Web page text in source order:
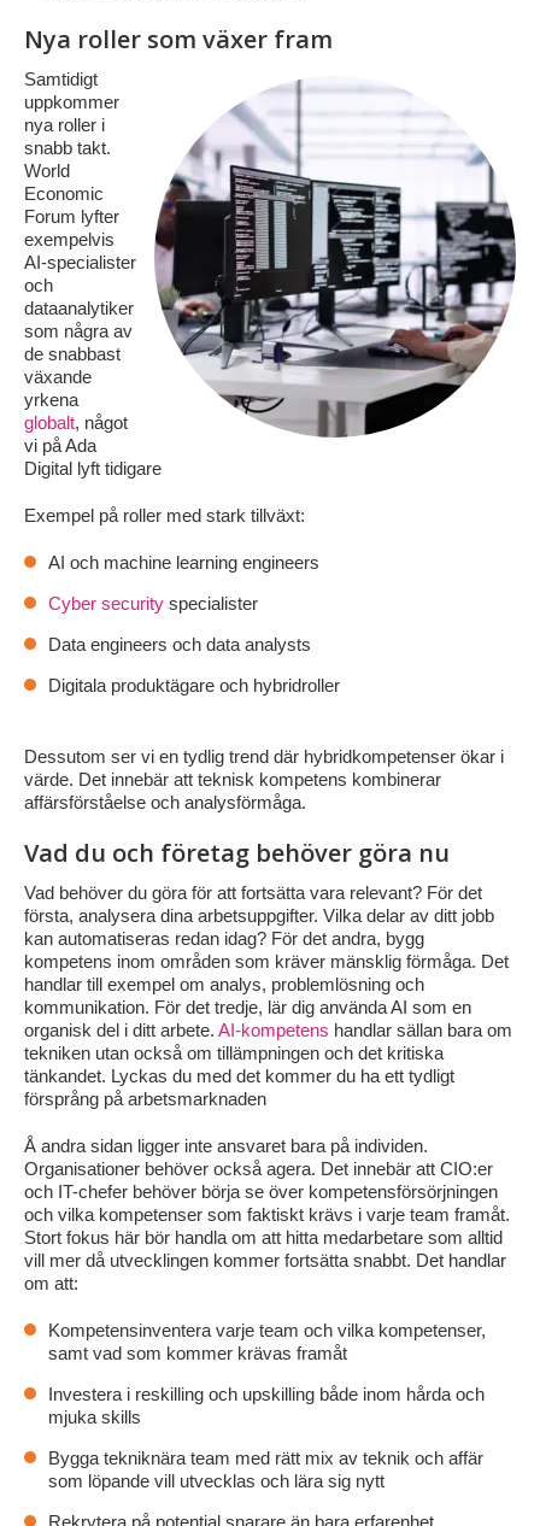
Nya roller som växer fram
Samtidigt
uppkommer
nya roller i
snabb takt.
World
Economic
Forum lyfter
exempelvis
AI-specialister
och
dataanalytiker
som några av
de snabbast
växande
yrkena
globalt, något
vi på Ada
Digital lyft tidigare
Exempel på roller med stark tillväxt:
AI och machine learning engineers
Cyber security specialister
Data engineers och data analysts
Digitala produktägare och hybridroller
Dessutom ser vi en tydlig trend där hybridkompetenser ökar i
värde. Det innebär att teknisk kompetens kombinerar
affärsförståelse och analysförmåga.
Vad du och företag behöver göra nu
Vad behöver du göra för att fortsätta vara relevant? För det
första, analysera dina arbetsuppgifter. Vilka delar av ditt jobb
kan automatiseras redan idag? För det andra, bygg
kompetens inom områden som kräver mänsklig förmåga. Det
handlar till exempel om analys, problemlösning och
kommunikation. För det tredje, lär dig använda AI som en
organisk del i ditt arbete. AI-kompetens handlar sällan bara om
tekniken utan också om tillämpningen och det kritiska
tänkandet. Lyckas du med det kommer du ha ett tydligt
försprång på arbetsmarknaden
Å andra sidan ligger inte ansvaret bara på individen.
Organisationer behöver också agera. Det innebär att CIO:er
och IT-chefer behöver börja se över kompetensförsörjningen
och vilka kompetenser som faktiskt krävs i varje team framåt.
Stort fokus här bör handla om att hitta medarbetare som alltid
vill mer då utvecklingen kommer fortsätta snabbt. Det handlar
om att:
Kompetensinventera varje team och vilka kompetenser,
samt vad som kommer krävas framåt
Investera i reskilling och upskilling både inom hårda och
mjuka skills
Bygga tekniknära team med rätt mix av teknik och affär
som löpande vill utvecklas och lära sig nytt
Rekrytera på potential snarare än bara erfarenhet